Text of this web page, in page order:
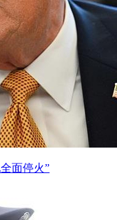
面停火”